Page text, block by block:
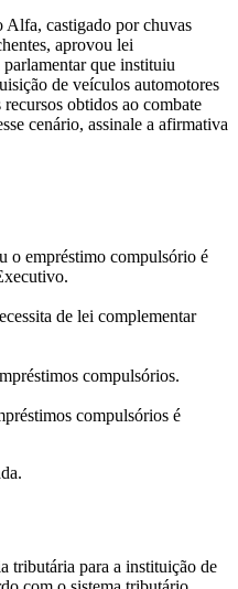
Alfa, castigado por chuvas
aprovou lei
que instituiu
de veículos automotores
obtidos ao combate
cenário, assinale a afirmativa
o empréstimo compulsório é
de lei complementar
compulsórios.
compulsórios é
tributária para a instituição de